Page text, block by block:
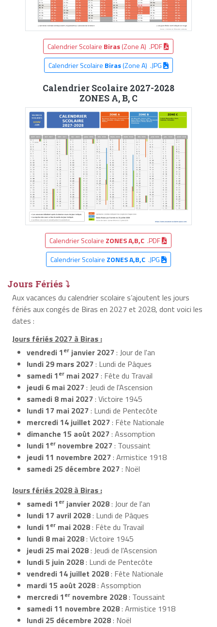
Calendrier Scolaire Biras(Zone A) .PDF
Calendrier Scolaire Biras(Zone A) .JPG
Calendrier Scolaire 2027-2028
ZONES A, B, C
Calendrier Scolaire ZONES A,B,C .PDF
Calendrier Scolaire ZONES A,B,C.JPG
Jours Fériés ⤵
Aux vacances du calendrier scolaire s’ajoutent les jours
fériés aux congés de Biras en 2027 et 2028, dont voici les
dates :
Jours fériés 2027 à Biras :
vendredi 1er janvier 2027: Jour de l'an
lundi 29 mars 2027: Lundi de Pâques
samedi 1er mai 2027: Fête du Travail
jeudi 6 mai 2027: Jeudi de l'Ascension
samedi 8 mai 2027: Victoire 1945
lundi 17 mai 2027: Lundi de Pentecôte
mercredi 14 juillet 2027: Fête Nationale
dimanche 15 août 2027: Assomption
lundi 1er novembre 2027: Toussaint
jeudi 11 novembre 2027: Armistice 1918
samedi 25 décembre 2027: Noël
Jours fériés 2028 à Biras :
samedi 1er janvier 2028: Jour de l'an
lundi 17 avril 2028: Lundi de Pâques
lundi 1er mai 2028: Fête du Travail
lundi 8 mai 2028: Victoire 1945
jeudi 25 mai 2028: Jeudi de l'Ascension
lundi 5 juin 2028: Lundi de Pentecôte
vendredi 14 juillet 2028: Fête Nationale
mardi 15 août 2028: Assomption
mercredi 1er novembre 2028: Toussaint
samedi 11 novembre 2028: Armistice 1918
lundi 25 décembre 2028: Noël